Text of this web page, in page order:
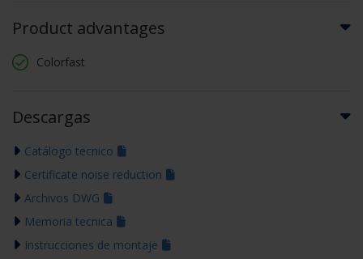
Product advantages
Colorfast
Descargas
Catálogo tecnico
Certificate noise reduction
Archivos DWG
Memoria tecnica
Instrucciones de montaje